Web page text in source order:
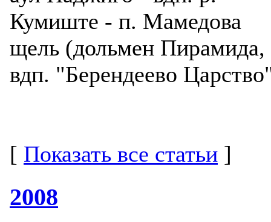
Кумиште - п. Мамедова
щель (дольмен Пирамида,
вдп. "Берендеево
[ Показать все статьи ]
2008